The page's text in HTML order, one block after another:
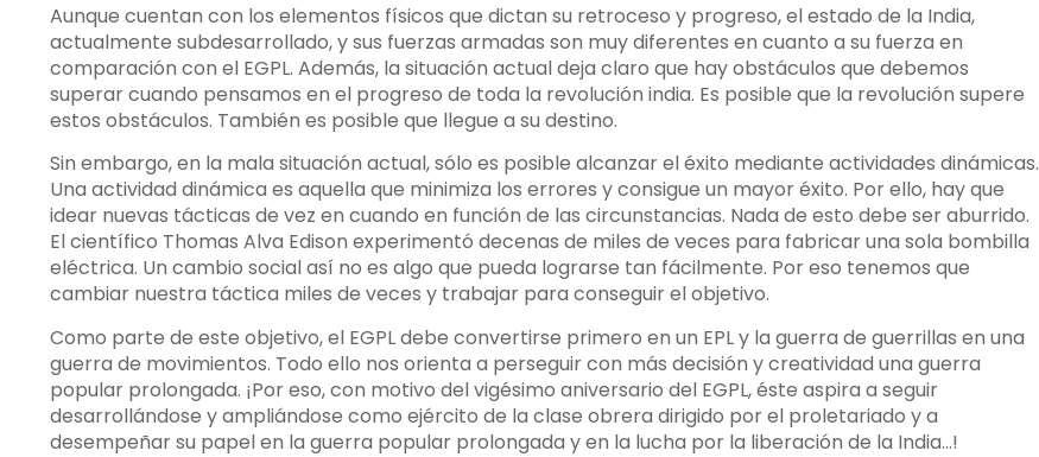
Aunque cuentan con los elementos físicos que dictan su retroceso y progreso, el estado de la India,
actualmente subdesarrollado, y sus fuerzas armadas son muy diferentes en cuanto a su fuerza en
comparación con el EGPL. Además, la situación actual deja claro que hay obstáculos que debemos
superar cuando pensamos en el progreso de toda la revolución india. Es posible que la revolución supere
estos obstáculos. También es posible que llegue a su destino.
Sin embargo, en la mala situación actual, sólo es posible alcanzar el éxito mediante actividades dinámicas.
Una actividad dinámica es aquella que minimiza los errores y consigue un mayor éxito. Por ello, hay que
idear nuevas tácticas de vez en cuando en función de las circunstancias. Nada de esto debe ser aburrido.
El científico Thomas Alva Edison experimentó decenas de miles de veces para fabricar una sola bombilla
eléctrica. Un cambio social así no es algo que pueda lograrse tan fácilmente. Por eso tenemos que
cambiar nuestra táctica miles de veces y trabajar para conseguir el objetivo.
Como parte de este objetivo, el EGPL debe convertirse primero en un EPL y la guerra de guerrillas en una
guerra de movimientos. Todo ello nos orienta a perseguir con más decisión y creatividad una guerra
popular prolongada. ¡Por eso, con motivo del vigésimo aniversario del EGPL, éste aspira a seguir
desarrollándose y ampliándose como ejército de la clase obrera dirigido por el proletariado y a
desempeñar su papel en la guerra popular prolongada y en la lucha por la liberación de la India…!